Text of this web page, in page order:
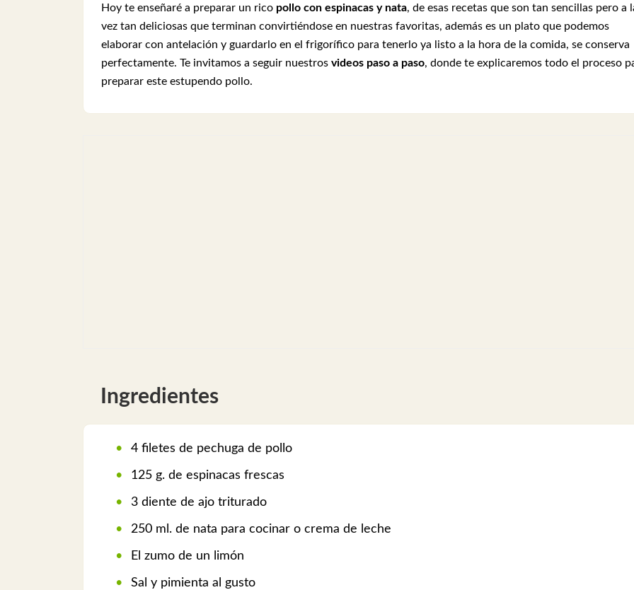
Hoy te enseñaré a preparar un rico pollo con espinacas y nata, de esas recetas que son tan sencillas pero a
vez tan deliciosas que terminan convirtiéndose en nuestras favoritas, además es un plato que podemos
elaborar con antelación y guardarlo en el frigorífico para tenerlo ya listo a la hora de la comida, se conserva
perfectamente. Te invitamos a seguir nuestros videos paso a paso, donde te explicaremos todo el proceso
preparar este estupendo pollo.
Ingredientes
4 filetes de pechuga de pollo
125 g. de espinacas frescas
3 diente de ajo triturado
250 ml. de nata para cocinar o crema de leche
El zumo de un limón
Sal y pimienta al gusto